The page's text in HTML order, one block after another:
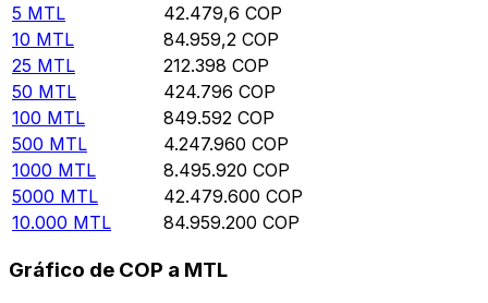
5 MTL 42.479,6 COP
10 MTL 84.959,2 COP
25 MTL 212.398 COP
50 MTL 424.796 COP
100 MTL 849.592 COP
500 MTL 4.247.960 COP
1000 MTL 8.495.920 COP
5000 MTL 42.479.600 COP
10.000 MTL 84.959.200 COP
Gráfico de COP a MTL